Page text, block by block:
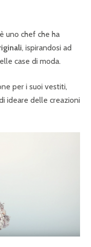
uno chef che ha
, ispirandosi ad
case di moda.
per i suoi vestiti,
ideare delle creazioni